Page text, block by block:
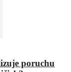
poruchu